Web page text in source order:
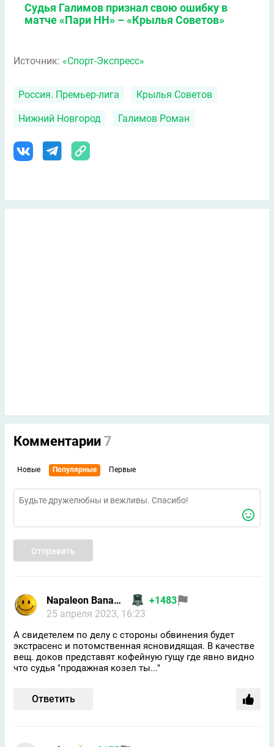
Судья Галимов признал свою ошибку в
матче «Пари НН» – «Крылья Советов»
Источник: «Спорт-Экспресс»
Россия. Премьер-лига Крылья Советов
Нижний Новгород Галимов Роман
Комментарии 7
Новые Популярные Первые
Отправить
Napaleon Banapart
+1483
25 апреля 2023, 16:23
А свидетелем по делу с стороны обвинения будет
экстрасенс и потомственная ясновидящая. В качестве
вещ. доков представят кофейную гущу где явно видно
что судья "продажная козел ты..."
Ответить